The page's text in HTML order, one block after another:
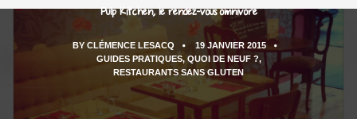
Pulp Kitchen, le rendez-vous omnivore
BY CLÉMENCE LESACQ
19 JANVIER 2015
GUIDES PRATIQUES, QUOI DE NEUF ?,
RESTAURANTS SANS GLUTEN